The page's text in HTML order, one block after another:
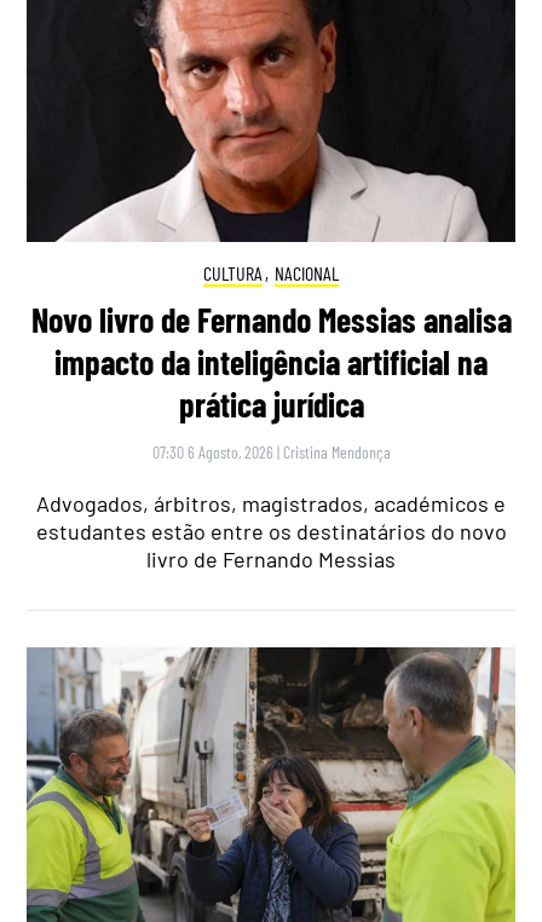
CULTURA , NACIONAL
Novo livro de Fernando Messias analisa
impacto da inteligência artificial na
prática jurídica
07:30 6 Agosto, 2026 | Cristina Mendonça
Advogados, árbitros, magistrados, académicos e
estudantes estão entre os destinatários do novo
livro de Fernando Messias